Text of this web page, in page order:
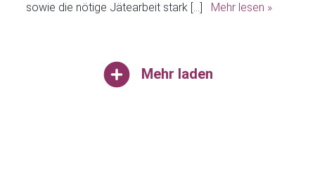
sowie die nötige Jätearbeit stark […] Mehr lesen »
Mehr laden